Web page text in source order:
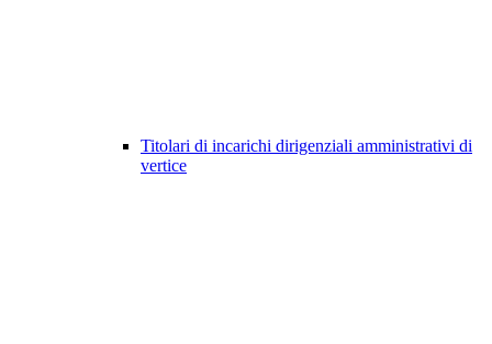
Titolari di incarichi dirigenziali amministrativi di
vertice